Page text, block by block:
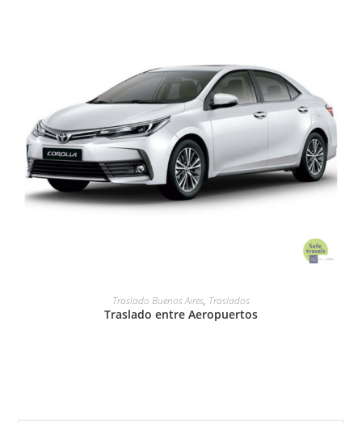
LEER MÁS
Traslado Buenos Aires, Traslados
Traslado entre Aeropuertos